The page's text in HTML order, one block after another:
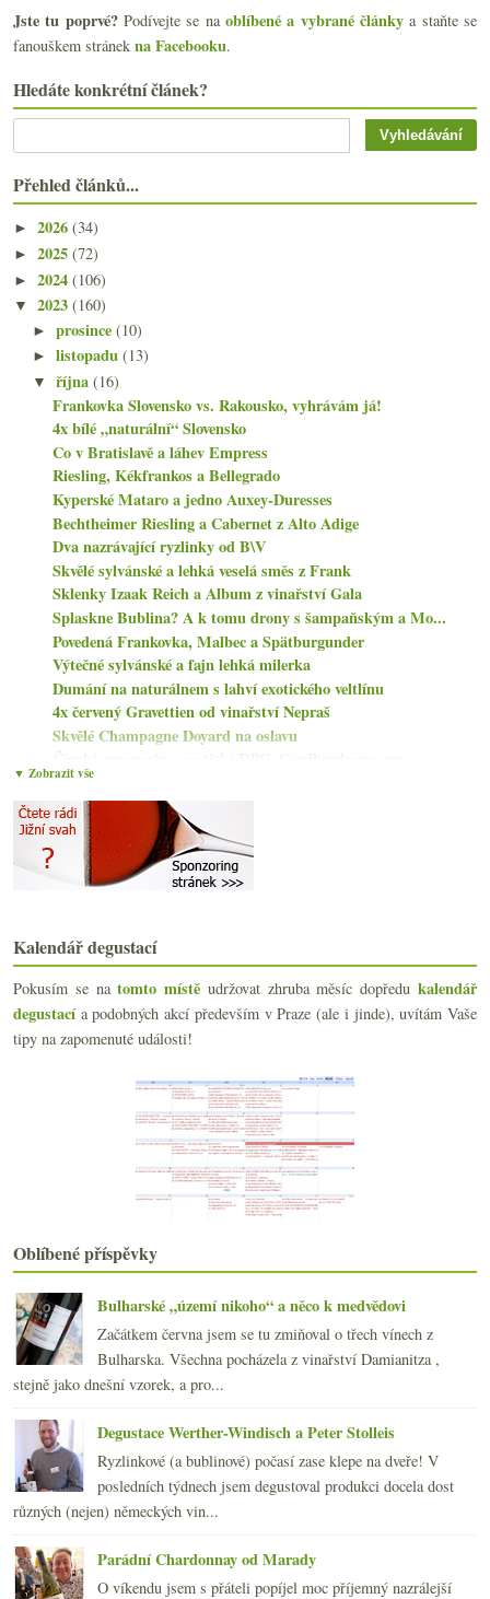
Jste tu poprvé?Podívejte se naoblíbené a vybrané články a staňte se
fanouškem stránek na Facebooku.
Hledáte konkrétní článek?
Přehled článků...
► 2026 (34)
► 2025 (72)
► 2024 (106)
▼ 2023 (160)
►prosince(10)
►listopadu(13)
▼října(16)
Frankovka Slovensko vs. Rakousko, vyhrávám já!
4x bílé „naturální“ Slovensko
Co v Bratislavě a láhev Empress
Riesling, Kékfrankos a Bellegrado
Kyperské Mataro a jedno Auxey-Duresses
Bechtheimer Riesling a Cabernet z Alto Adige
Dva nazrávající ryzlinky od B\V
Skvělé sylvánské a lehká veselá směs z Frank
Sklenky Izaak Reich a Album z vinařství Gala
Splaskne Bublina? A k tomu drony s šampaňským a Mo...
Povedená Frankovka, Malbec a Spätburgunder
Výtečné sylvánské a fajn lehká milerka
Dumání na naturálnem s lahví exotického veltlínu
4x červený Gravettien od vinařství Nepraš
Skvělé Champagne Doyard na oslavu
Čínské zpronevěry, neetické DRC, Cardbordeaux, nov...
►srpna
července(6)
► června (15)
května(17)
►března(14)
►února(13)
►ledna(19)
►2022(225)
► 2021(239)
►2013(249)
►2011(252)
►2010(249)
►2009(249)
►2008(270)
►2007(108)
▼ Zobrazit vše
Kalendář degustací
Pokusím se natomto místě udržovat zhruba měsíc dopředukalendář
degustacía podobných akcí především v Praze (ale i jinde), uvítám Vaše
tipy na zapomenuté události!
Oblíbené příspěvky
Bulharské „území nikoho“ a něco k medvědovi
Začátkem června jsem se tu zmiňoval o třech vínech z
Bulharska. Všechna pocházela z vinařství Damianitza ,
stejně jako dnešní vzorek, a pro...
Degustace Werther-Windisch a Peter Stolleis
Ryzlinkové (a bublinové) počasí zase klepe na dveře! V
posledních týdnech jsem degustoval produkci docela dost
různých (nejen) německých vin...
Parádní Chardonnay od Marady
O víkendu jsem s přáteli popíjel moc příjemný nazrálejší